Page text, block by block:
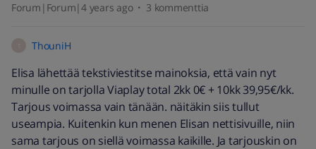
Forum|Forum|4 years ago 3 kommenttia
ThouniH
Elisa lähettää tekstiviestitse mainoksia, että vain nyt
minulle on tarjolla Viaplay total 2kk 0€ + 10kk 39,95€/kk.
Tarjous voimassa vain tänään. näitäkin siis tullut
useampia. Kuitenkin kun menen Elisan nettisivuille, niin
sama tarjous on siellä voimassa kaikille. Ja tarjouskin on